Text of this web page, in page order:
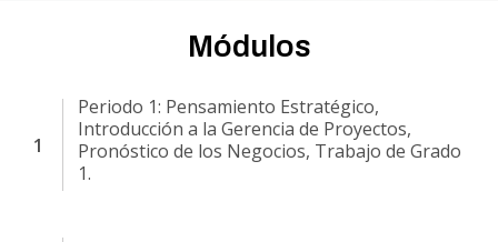
Módulos
Periodo 1: Pensamiento Estratégico,
Introducción a la Gerencia de Proyectos,
Pronóstico de los Negocios, Trabajo de Grado
1.